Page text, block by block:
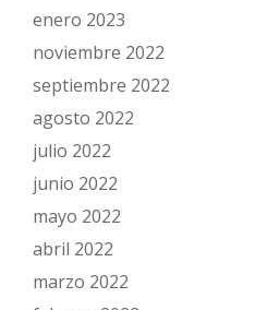
enero 2023
noviembre 2022
septiembre 2022
agosto 2022
julio 2022
junio 2022
mayo 2022
abril 2022
marzo 2022